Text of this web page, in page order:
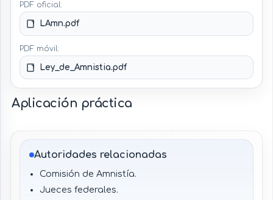
PDF oficial:
LAmn.pdf
PDF móvil:
Ley_de_Amnistia.pdf
Aplicación práctica
Autoridades relacionadas
Comisión de Amnistía.
Jueces federales.